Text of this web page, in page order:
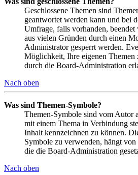
Geschlossene Themen sind
geantwortet werden kann und bei
Umfrage, falls vorhanden,
aus vielen Gründen durch einen
Administrator gesperrt werden.
Möglichkeit, Ihre eigenen Themen
durch die Board-Administration
Nach oben
Was sind Themen-Symbole?
Themen-Symbole sind vom Autor
mit einem Thema in Verbindung
Inhalt kennzeichnen zu können.
Symbole zu verwenden, hängt
die die Board-Administration
Nach oben